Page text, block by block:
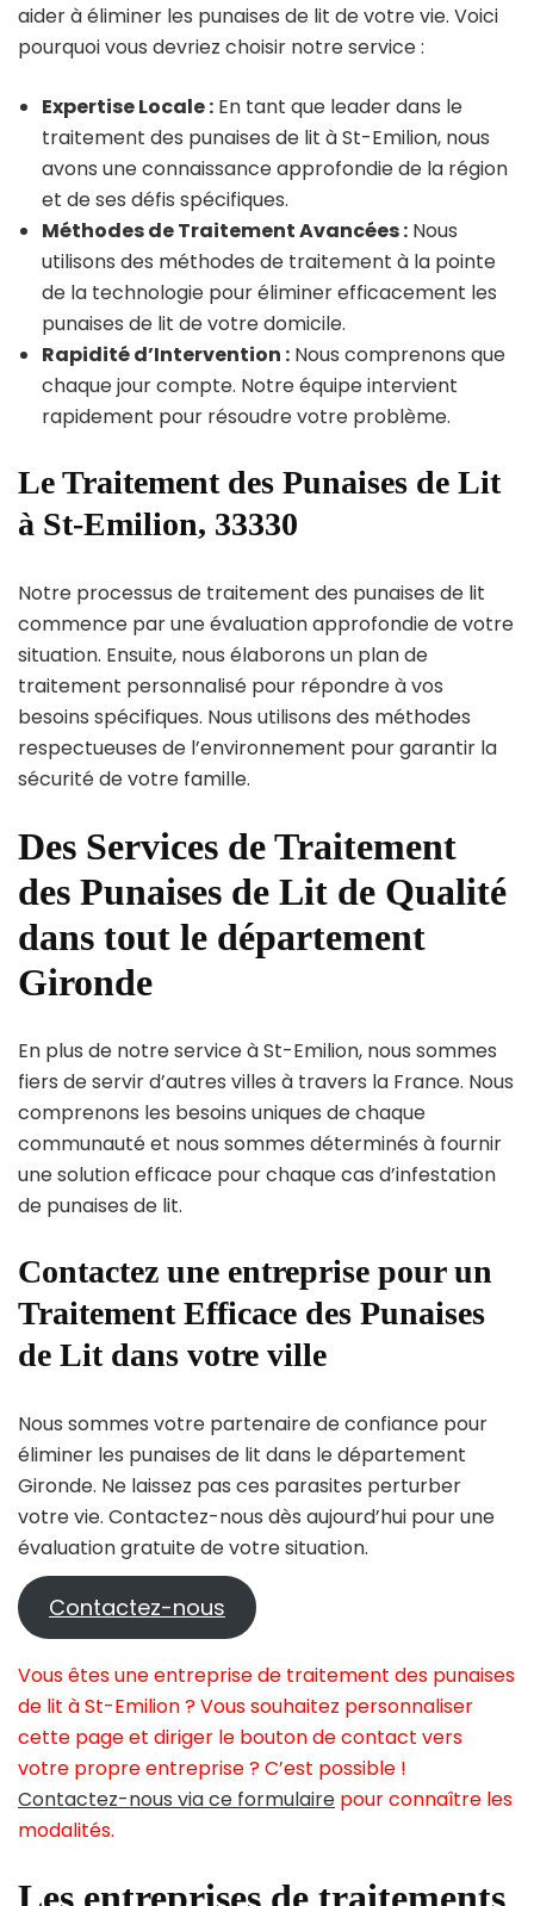
aider à éliminer les punaises de lit de votre vie. Voici
pourquoi vous devriez choisir notre service :
Expertise Locale : En tant que leader dans le
traitement des punaises de lit à St-Emilion, nous
avons une connaissance approfondie de la région
et de ses défis spécifiques.
Méthodes de Traitement Avancées : Nous
utilisons des méthodes de traitement à la pointe
de la technologie pour éliminer efficacement les
punaises de lit de votre domicile.
Rapidité d’Intervention : Nous comprenons que
chaque jour compte. Notre équipe intervient
rapidement pour résoudre votre problème.
Le Traitement des Punaises de Lit
à St-Emilion, 33330
Notre processus de traitement des punaises de lit
commence par une évaluation approfondie de votre
situation. Ensuite, nous élaborons un plan de
traitement personnalisé pour répondre à vos
besoins spécifiques. Nous utilisons des méthodes
respectueuses de l’environnement pour garantir la
sécurité de votre famille.
Des Services de Traitement
des Punaises de Lit de Qualité
dans tout le département
Gironde
En plus de notre service à St-Emilion, nous sommes
fiers de servir d’autres villes à travers la France. Nous
comprenons les besoins uniques de chaque
communauté et nous sommes déterminés à fournir
une solution efficace pour chaque cas d’infestation
de punaises de lit.
Contactez une entreprise pour un
Traitement Efficace des Punaises
de Lit dans votre ville
Nous sommes votre partenaire de confiance pour
éliminer les punaises de lit dans le département
Gironde. Ne laissez pas ces parasites perturber
votre vie. Contactez-nous dès aujourd’hui pour une
évaluation gratuite de votre situation.
Contactez-nous
Vous êtes une entreprise de traitement des punaises
de lit à St-Emilion ? Vous souhaitez personnaliser
cette page et diriger le bouton de contact vers
votre propre entreprise ? C’est possible !
Contactez-nous via ce formulaire pour connaître les
modalités.